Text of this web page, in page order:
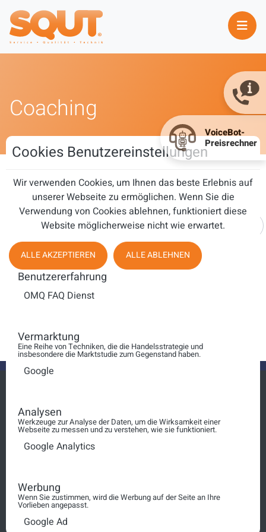
Coaching
Coaching
Teil des Titels eingeben FILTER ZURÜCKSETZEN
Coachingkompetenz - Die
Login
squt@schosimo.de
AGB
Impressum
Cookies Benutzereinstellungen
Wir verwenden Cookies, um Ihnen das beste Erlebnis auf
unserer Webseite zu ermöglichen. Wenn Sie die
Verwendung von Cookies ablehnen, funktioniert diese
Website möglicherweise nicht wie erwartet.
ALLE AKZEPTIEREN ALLE ABLEHNEN
Benutzererfahrung
OMQ FAQ Dienst
Vermarktung
Eine Reihe von Techniken, die die Handelsstrategie und
insbesondere die Marktstudie zum Gegenstand haben.
Google
Analysen
Werkzeuge zur Analyse der Daten, um die Wirksamkeit einer
Webseite zu messen und zu verstehen, wie sie funktioniert.
Google Analytics
Werbung
Wenn Sie zustimmen, wird die Werbung auf der Seite an Ihre
Vorlieben angepasst.
Google Ad